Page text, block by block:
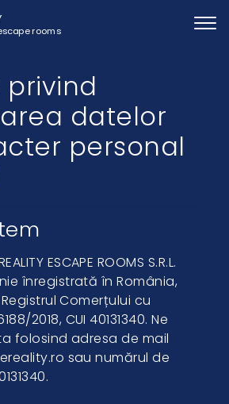
rooms
privind
datelor
personal
ESCAPE ROOMS S.R.L.
înregistrată în România,
Comerțului cu
2018, CUI 40131340. Ne
folosind adresa de mail
sau numărul de